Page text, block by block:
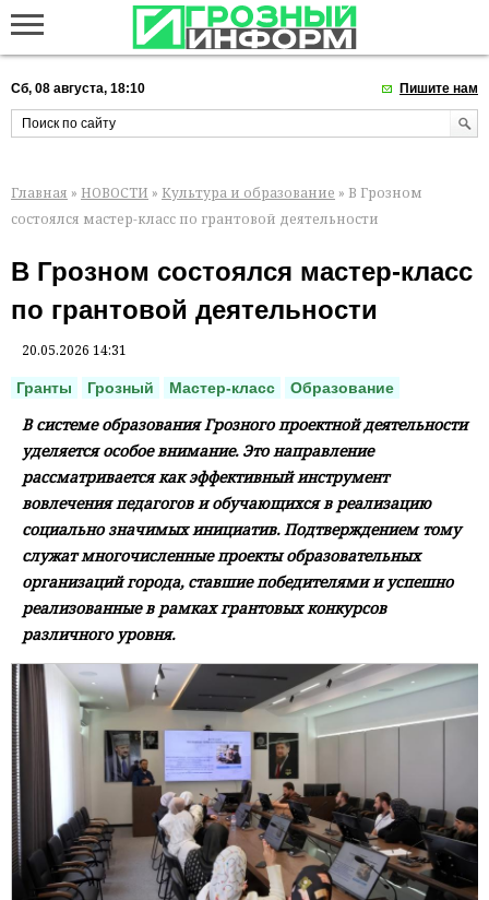
Сб, 08 августа, 18:10 Пишите нам
Главная » НОВОСТИ » Культура и образование » В Грозном
состоялся мастер-класс по грантовой деятельности
В Грозном состоялся мастер-класс
по грантовой деятельности
20.05.2026 14:31
Гранты Грозный Мастер-класс Образование
В системе образования Грозного проектной деятельности
уделяется особое внимание. Это направление
рассматривается как эффективный инструмент
вовлечения педагогов и обучающихся в реализацию
социально значимых инициатив. Подтверждением тому
служат многочисленные проекты образовательных
организаций города, ставшие победителями и успешно
реализованные в рамках грантовых конкурсов
различного уровня.